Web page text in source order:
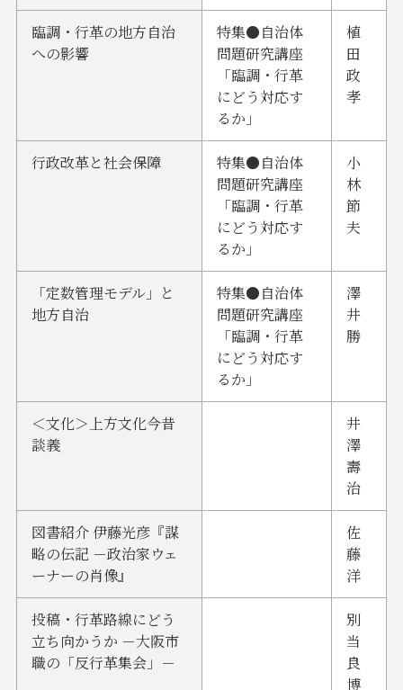
臨調・行革の地方自治
への影響
特集●自治体
問題研究講座
「臨調・行革
にどう対応す
るか」
植
田
政
孝
行政改革と社会保障
特集●自治体
問題研究講座
「臨調・行革
にどう対応す
るか」
小
林
節
夫
「定数管理モデル」と
地方自治
特集●自治体
問題研究講座
「臨調・行革
にどう対応す
るか」
澤
井
勝
＜文化＞上方文化今昔
談義
井
澤
壽
治
図書紹介 伊藤光彦『謀
略の伝記 －政治家ウェ
ーナーの肖像』
佐
藤
洋
投稿・行革路線にどう
立ち向かうか －大阪市
職の「反行革集会」－
別
当
良
博